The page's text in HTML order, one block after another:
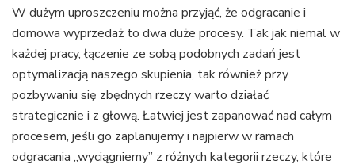
W dużym uproszczeniu można przyjąć, że odgracanie i
domowa wyprzedaż to dwa duże procesy. Tak jak niemal w
każdej pracy, łączenie ze sobą podobnych zadań jest
optymalizacją naszego skupienia, tak również przy
pozbywaniu się zbędnych rzeczy warto działać
strategicznie i z głową. Łatwiej jest zapanować nad całym
procesem, jeśli go zaplanujemy i najpierw w ramach
odgracania „wyciągniemy” z różnych kategorii rzeczy, które